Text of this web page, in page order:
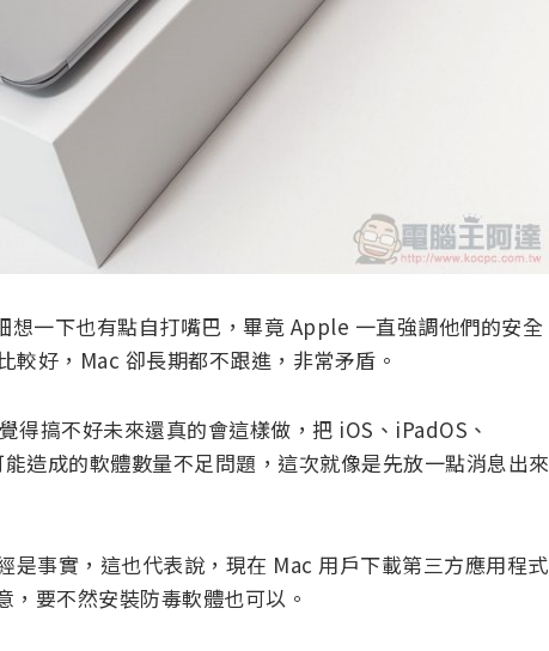
想一下也有點自打嘴巴，畢竟 Apple 一直強調他們的安全
好，Mac 卻長期都不跟進，非常矛盾。
得搞不好未來還真的會這樣做，把 iOS、iPadOS、
造成的軟體數量不足問題，這次就像是先放一點消息出來
是事實，這也代表說，現在 Mac 用戶下載第三方應用程式
要不然安裝防毒軟體也可以。